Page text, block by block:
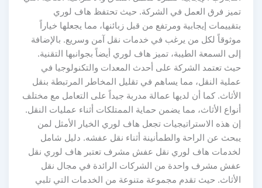
تميز فرق العمل في الشركة. حيث تحتفظ هاف لوري
بتقييمات إيجابية ومرتفع من قبل زبائنها، مما يجعلها خياراً
موثوقاً لكل من يرغب في خدمات نقل آمن وسريع. بالإضافة
إلى السمعة الطيبة، تميز هاف لوري أيضاً بجوانبها التقنية.
حيث تعتمد الشركة على أحدث المعدات والتكنولوجيا في
عملية النقل، مما يساهم في تقليل المخاطر المرتبطة بنقل
الأثاث. كما أن لديها عمالة مدربة جيداً على التعامل مع مختلف
أنواع الأثاث، مما يضمن حماية الممتلكات أثناء عمليات النقل.
إن هذه الاستراتيجيات تجعل هاف لوري الخيار الأمثل لمن
يبحث عن الراحة والطمأنينة أثناء نقل عفشه. دليل شامل
لخدمات هاف لوري نقل عفش مشرف تعتبر هاف لوري نقل
عفش مشرف واحدة من الشركات الرائدة في مجال نقل
الأثاث. حيث تقدم مجموعة متنوعة من الخدمات التي تلبي